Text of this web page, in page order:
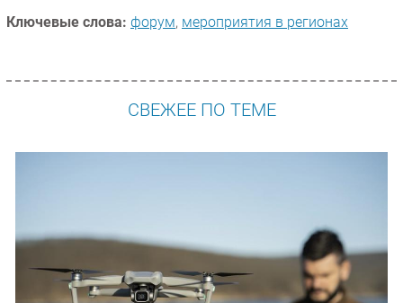
Новости
Мероприятия
Ключевые слова: форум, мероприятия в регионах
СВЕЖЕЕ ПО ТЕМЕ